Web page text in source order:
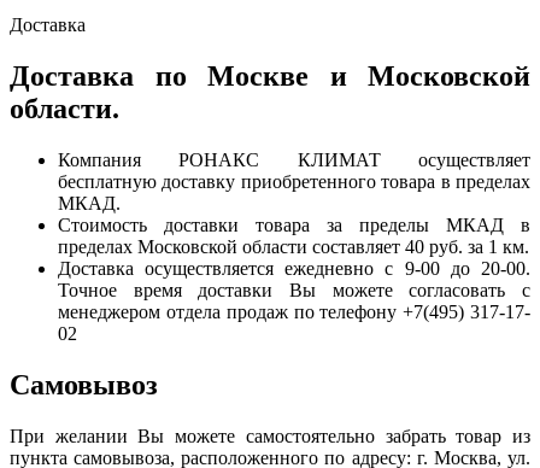
Доставка
Доставка по Москве и Московской
области.
Компания РОНАКС КЛИМАТ осуществляет
бесплатную доставку приобретенного товара в пределах
МКАД.
Стоимость доставки товара за пределы МКАД в
пределах Московской области составляет 40 руб. за 1 км.
Доставка осуществляется ежедневно с 9-00 до 20-00.
Точное время доставки Вы можете согласовать с
менеджером отдела продаж по телефону +7(495) 317-17-
02
Самовывоз
При желании Вы можете самостоятельно забрать товар из
пункта самовывоза, расположенного по адресу: г. Москва, ул.